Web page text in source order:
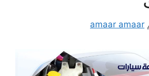
amaar amaar